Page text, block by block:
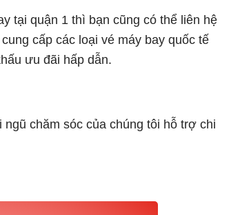
tại quận 1 thì bạn cũng có thể liên hệ
cấp các loại vé máy bay quốc tế
ưu đãi hấp dẫn.
chăm sóc của chúng tôi hỗ trợ chi